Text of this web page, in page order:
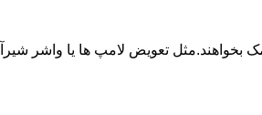
تعویض لامپ ها یا واشر